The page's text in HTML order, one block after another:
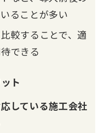
ることが多い
較することで、適
できる
ト
している施工会社